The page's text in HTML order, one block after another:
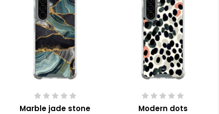
Marble jade stone Modern dots